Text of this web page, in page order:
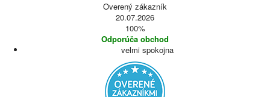
Overený zákazník
20.07.2026
100%
Odporúča obchod
velmi spokojna